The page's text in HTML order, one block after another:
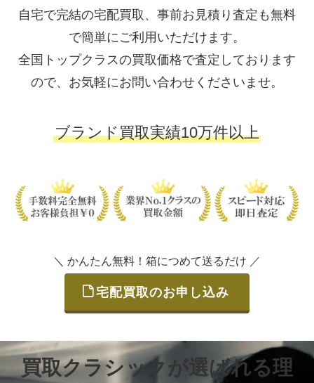
自宅で完結の宅配買取、事前お見積り査定も無料
で簡単にご利用いただけます。
全国トップクラスの買取価格で査定しております
ので、お気軽にお問い合わせくださいませ。
ブランド買取実績10万件以上
＼ かんたん無料！箱につめて送るだけ ／
宅配買取のお申し込み
買取クラシックが選ばれる理